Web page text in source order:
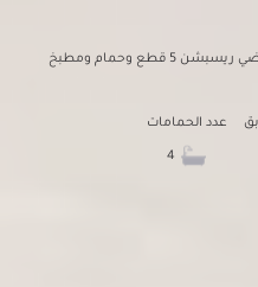
فيلا660 متر مباني 400 متر علي 3 ادوار دور ارضي ريسبشن 5 قطع وحمام ومطبخ
عدد الحمامات